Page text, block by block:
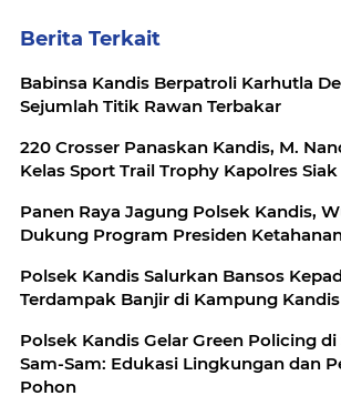
Berita Terkait
Babinsa Kandis Berpatroli Karhutla
Sejumlah Titik Rawan Terbakar
220 Crosser Panaskan Kandis, M.
Kelas Sport Trail Trophy Kapolres
Panen Raya Jagung Polsek Kandis,
Dukung Program Presiden
Polsek Kandis Salurkan Bansos
Terdampak Banjir di Kampung Kandis
Polsek Kandis Gelar Green Policing di
Sam-Sam: Edukasi Lingkungan dan
Pohon